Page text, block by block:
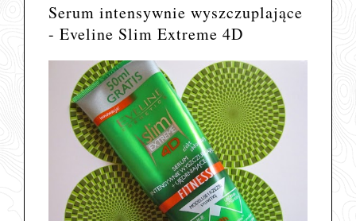
Serum intensywnie wyszczuplające
- Eveline Slim Extreme 4D